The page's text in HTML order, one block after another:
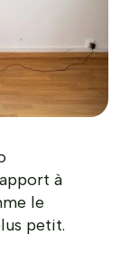
à
le
petit.